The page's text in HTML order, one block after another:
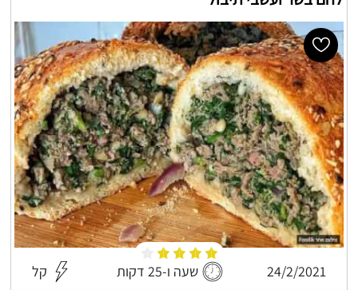
24/2/2021 שעה ו-25 דקות קל